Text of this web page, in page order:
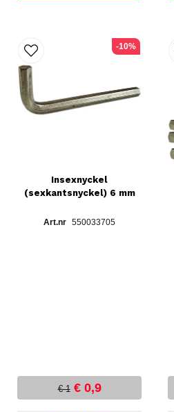
Insexnyckel
(sexkantsnyckel) 6 mm
550033705
€ 1 € 0,9
-10%